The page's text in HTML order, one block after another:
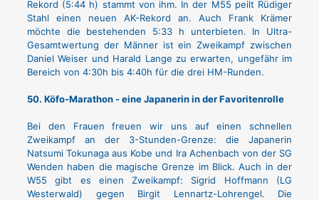
Rekord (5:44 h) stammt von ihm. In der M55 peilt Rüdiger
Stahl einen neuen AK-Rekord an. Auch Frank Krämer
möchte die bestehenden 5:33 h unterbieten. In Ultra-
Gesamtwertung der Männer ist ein Zweikampf zwischen
Daniel Weiser und Harald Lange zu erwarten, ungefähr im
Bereich von 4:30h bis 4:40h für die drei HM-Runden.
50. Köfo-Marathon - eine Japanerin in der Favoritenrolle
Bei den Frauen freuen wir uns auf einen schnellen
Zweikampf an der 3-Stunden-Grenze: die Japanerin
Natsumi Tokunaga aus Kobe und Ira Achenbach von der SG
Wenden haben die magische Grenze im Blick. Auch in der
W55 gibt es einen Zweikampf: Sigrid Hoffmann (LG
Westerwald) gegen Birgit Lennartz-Lohrengel. Die